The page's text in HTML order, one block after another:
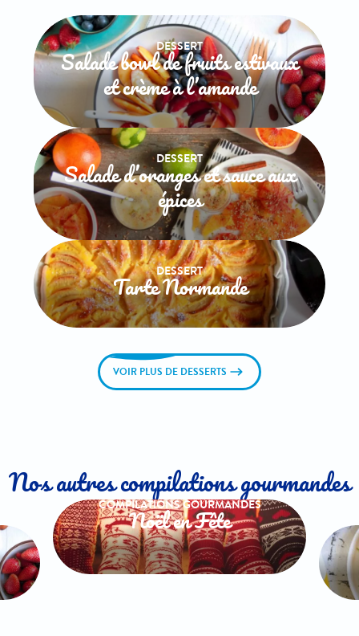
DESSERT
Salade bowl de fruits estivaux
et crème à l’amande
DESSERT
Salade d’oranges et sauce aux
épices
DESSERT
Tarte Normande
VOIR PLUS DE DESSERTS
Nos autres compilations gourmandes
COMPILATIONS GOURMANDES
Noël en Fête